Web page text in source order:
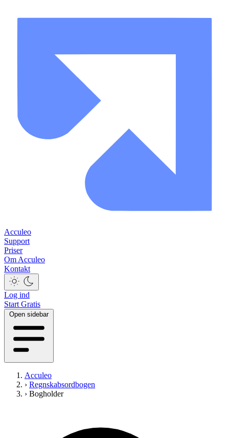
Acculeo
Support
Priser
Om Acculeo
Kontakt
Log ind
Start Gratis
Open sidebar
Acculeo
› Regnskabsordbogen
› Bogholder